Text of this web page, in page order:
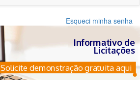
Esqueci minha senha
Informativo de
Licitações
Solicite demonstração gratuita aqui